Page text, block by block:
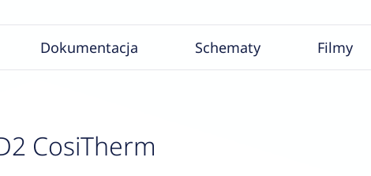
Dokumentacja Schematy Filmy
CosiTherm